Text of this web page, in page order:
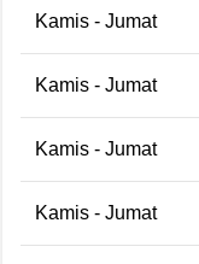
Kamis - Jumat
Kamis - Jumat
Kamis - Jumat
Kamis - Jumat